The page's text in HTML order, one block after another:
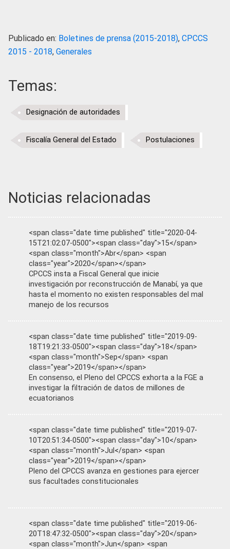
Publicado en: Boletines de prensa (2015-2018), CPCCS
2015 - 2018, Generales
Temas:
Designación de autoridades
Fiscalía General del Estado Postulaciones
Noticias relacionadas
<span class="date time published" title="2020-04-
15T21:02:07-0500"><span class="day">15</span>
<span class="month">Abr</span> <span
class="year">2020</span></span>
CPCCS insta a Fiscal General que inicie
investigación por reconstrucción de Manabí, ya que
hasta el momento no existen responsables del mal
manejo de los recursos
<span class="date time published" title="2019-09-
18T19:21:33-0500"><span class="day">18</span>
<span class="month">Sep</span> <span
class="year">2019</span></span>
En consenso, el Pleno del CPCCS exhorta a la FGE a
investigar la filtración de datos de millones de
ecuatorianos
<span class="date time published" title="2019-07-
10T20:51:34-0500"><span class="day">10</span>
<span class="month">Jul</span> <span
class="year">2019</span></span>
Pleno del CPCCS avanza en gestiones para ejercer
sus facultades constitucionales
<span class="date time published" title="2019-06-
20T18:47:32-0500"><span class="day">20</span>
<span class="month">Jun</span> <span